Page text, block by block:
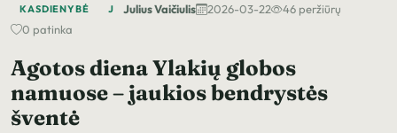
KASDIENYBĖ J Julius Vaičiulis 2026-03-22
46 peržiūrų
0 patinka
Agotos diena Ylakių globos
namuose – jaukios bendrystės
šventė